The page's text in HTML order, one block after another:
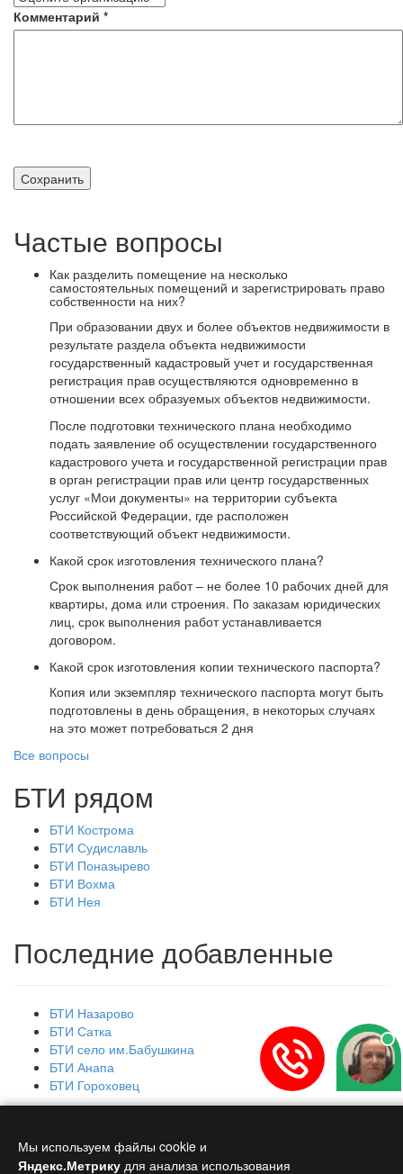
Комментарий *
Частые вопросы
Как разделить помещение на несколько
самостоятельных помещений и зарегистрировать право
собственности на них?
При образовании двух и более объектов недвижимости в
результате раздела объекта недвижимости
государственный кадастровый учет и государственная
регистрация прав осуществляются одновременно в
отношении всех образуемых объектов недвижимости.
После подготовки технического плана необходимо
подать заявление об осуществлении государственного
кадастрового учета и государственной регистрации прав
в орган регистрации прав или центр государственных
услуг «Мои документы» на территории субъекта
Российской Федерации, где расположен
соответствующий объект недвижимости.
Какой срок изготовления технического плана?
Срок выполнения работ – не более 10 рабочих дней для
квартиры, дома или строения. По заказам юридических
лиц, срок выполнения работ устанавливается
договором.
Какой срок изготовления копии технического паспорта?
Копия или экземпляр технического паспорта могут быть
подготовлены в день обращения, в некоторых случаях
на это может потребоваться 2 дня
Все вопросы
БТИ рядом
БТИ Кострома
БТИ Судиславль
БТИ Поназырево
БТИ Вохма
БТИ Нея
Последние добавленные
БТИ Назарово
БТИ Сатка
БТИ село им.Бабушкина
БТИ Анапа
БТИ Гороховец
Copyright © 2026 БТИ - Бюро технической инвентаризации.
Мы используем файлы cookie и
Яндекс.Метрику для анализа использования